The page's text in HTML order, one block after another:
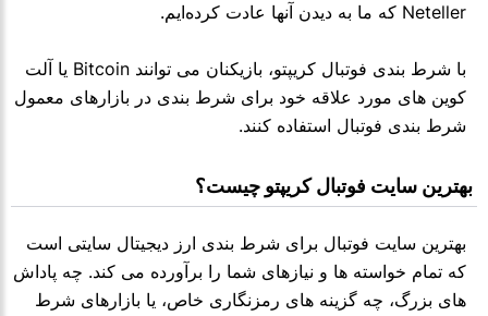
Neteller که ما به دیدن آنها عادت کرده‌ایم.
با شرط بندی فوتبال کریپتو، بازیکنان می توانند Bitcoin یا آلت
کوین های مورد علاقه خود برای شرط بندی در بازارهای معمول
شرط بندی فوتبال استفاده کنند.
بهترین سایت فوتبال برای شرط بندی ارز دیجیتال سایتی است
که تمام خواسته ها و نیازهای شما را برآورده می کند. چه پاداش
های بزرگ، چه گزینه های رمزنگاری خاص، یا بازارهای شرط